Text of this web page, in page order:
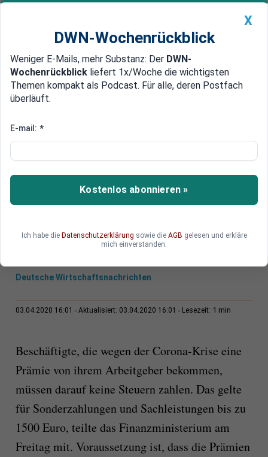
Newsticker MEIN DWN: Geldanlage Premium
Edelmetalle DWN-Magazin China
Corona-Prämien für
steuerfrei
Beschäftigte, die wegen der Corona-Krise eine
Prämie von ihrem Arbeitgeber bekommen,
Deutsche Wirtschaftsnachrichten
03.04.2020 16:01 Aktualisiert: 03.04.2020 16:01 Lesezeit: 1 min
Beschäftigte, die wegen der Corona-Krise eine
Prämie von ihrem Arbeitgeber bekommen,
müssen darauf keine Steuern zahlen. Das gelte
für Sonderzahlungen und Sachleistungen bis zu
1500 Euro, teilte das Finanzministerium am
Freitag mit. Voraussetzung ist, dass die Prämien
X
DWN-Wochenrückblick
Weniger E-Mails, mehr Substanz: Der DWN-
Wochenrückblick liefert 1x/Woche die wichtigsten
Themen kompakt als Podcast. Für alle, deren Postfach
überläuft.
E-mail: *
Kostenlos abonnieren »
Ich habe die Datenschutzerklärung sowie die AGB gelesen und erkläre
mich einverstanden.